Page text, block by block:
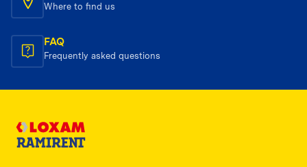
Where to find us
FAQ
Frequently asked questions